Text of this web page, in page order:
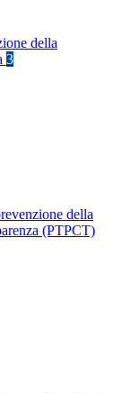
della
3
della
(PTPCT)